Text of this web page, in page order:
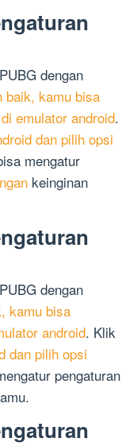
dengan
baik, kamu bisa
emulator android.
dan pilih opsi
mengatur
keinginan
dengan
kamu bisa
android. Klik
dan pilih opsi
pengaturan